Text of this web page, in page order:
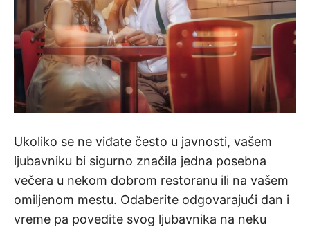
Ukoliko se ne viđate često u javnosti, vašem
ljubavniku bi sigurno značila jedna posebna
večera u nekom dobrom restoranu ili na vašem
omiljenom mestu. Odaberite odgovarajući dan i
vreme pa povedite svog ljubavnika na neku